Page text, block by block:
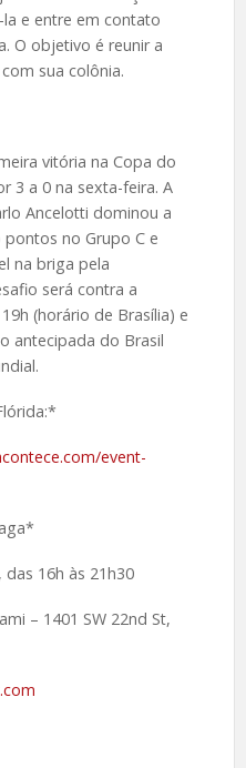
e entre em contato
O objetivo é reunir a
sua colônia.
vitória na Copa do
3 a 0 na sexta-feira. A
Ancelotti dominou a
no Grupo C e
na briga pela
será contra a
(horário de Brasília) e
antecipada do Brasil
event-
16h às 21h30
– 1401 SW 22nd St,